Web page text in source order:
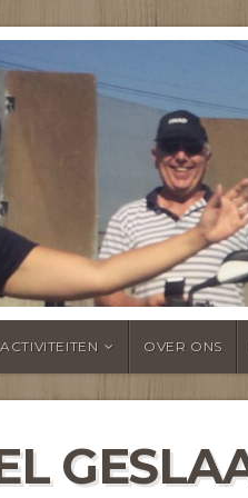
ACTIVITEITEN OVER ONS